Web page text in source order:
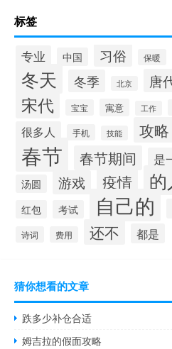
标签
专业 中国 习俗 保暖
冬天 冬季 北京 唐
宋代 宝宝 寓意 工作
很多人 手机 技能 攻略
春节 春节期间 是
汤圆 游戏 疫情 的
红包 考试 自己的
诗词 费用 还不 都是
猜你想看的文章
跌多少补仓合适
姆吉拉的假面攻略